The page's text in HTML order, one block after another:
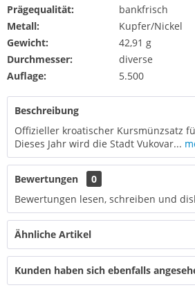
Prägequalität:
bankfrisch
Metall:
Kupfer/Nickel
Gewicht:
42,91 g
Durchmesser:
diverse
Auflage:
5.500
Beschreibung
Offizieller kroatischer Kursmünzsatz
Dieses Jahr wird die Stadt Vukovar...
Bewertungen
0
Bewertungen lesen, schreiben und
Ähnliche Artikel
Kunden haben sich ebenfalls